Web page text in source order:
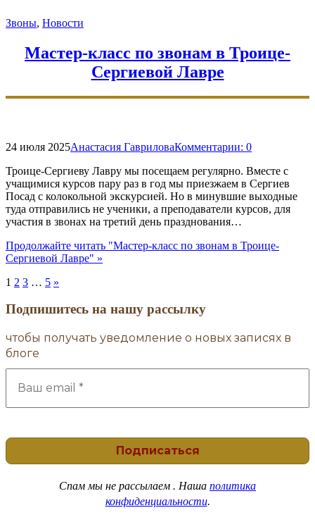
Звоны, Новости
Мастер-класс по звонам в Троице-
Сергиевой Лавре
24 июля 2025Анастасия ГавриловаКомментарии: 0
Троице-Сергиеву Лавру мы посещаем регулярно. Вместе с
учащимися курсов пару раз в год мы приезжаем в Сергиев
Посад с колокольной экскурсией. Но в минувшие выходные
туда отправились не ученики, а преподаватели курсов, для
участия в звонах на третий день празднования…
Продолжайте читать "Мастер-класс по звонам в Троице-
Сергиевой Лавре" »
1 2 3 … 5 »
Подпишитесь на нашу рассылку
чтобы получать уведомление о новых записях в
блоге
Спам мы не рассылаем . Наша политика
конфиденциальности.